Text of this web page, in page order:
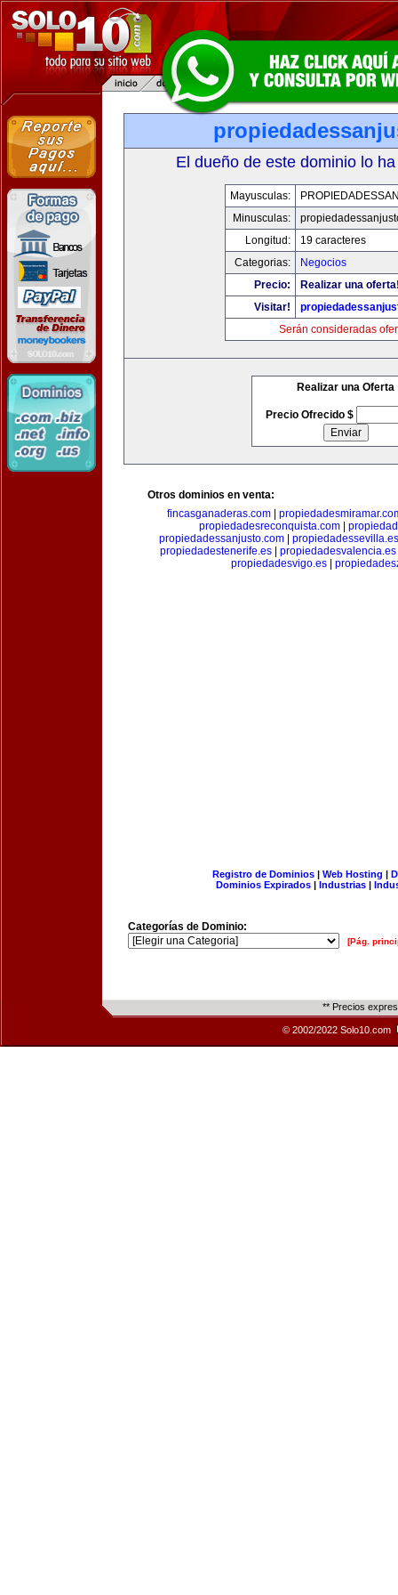
El dueño de este dominio lo
Mayusculas:
Minusculas:
Longitud:
19 caracteres
Categorias:
Negocios
Precio:
Realizar una
Visitar!
Serán consideradas
Realizar una Oferta
Precio Ofrecido $
Otros dominios en venta:
fincasganaderas.com
propiedadesreconquista.com
propiedadessanjusto.com| propiedadessevilla.es
propiedadestenerife.es| propiedadesvalencia.es
propiedadesvigo.es|
Registro de Dominios| Web Hosting |
Dominios Expirados | Industrias |
Categorías de Dominio:
[Pág.
** Precios
© 2002/2022 Solo10.com